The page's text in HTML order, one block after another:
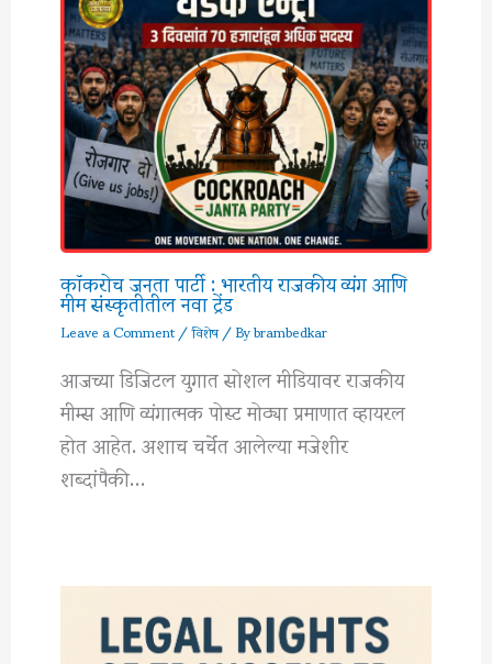
कॉकरोच जनता पार्टी : भारतीय राजकीय व्यंग आणि
मीम संस्कृतीतील नवा ट्रेंड
Leave a Comment/विशेष/ Bybrambedkar
आजच्या डिजिटल युगात सोशल मीडियावर राजकीय
मीम्स आणि व्यंगात्मक पोस्ट मोठ्या प्रमाणात व्हायरल
होत आहेत. अशाच चर्चेत आलेल्या मजेशीर
शब्दांपैकी…